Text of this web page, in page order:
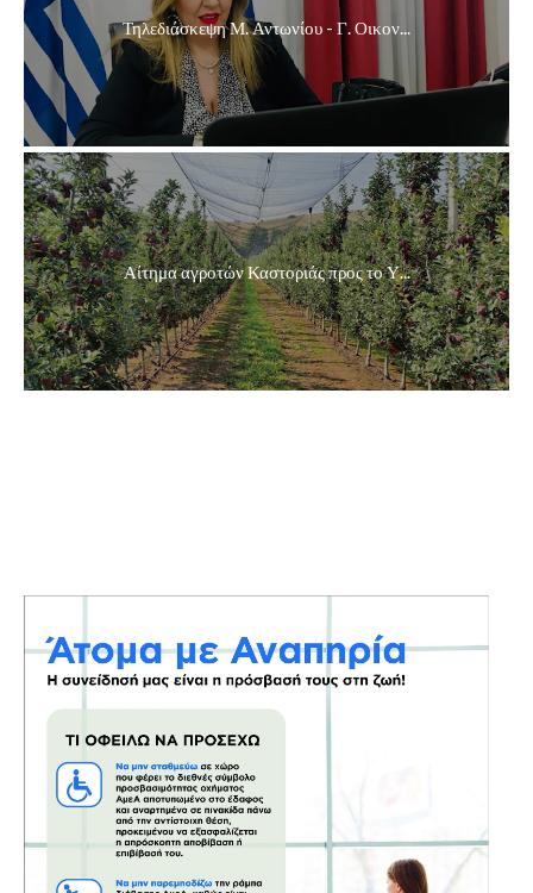
Τηλεδιάσκεψη Μ. Αντωνίου - Γ. Οικον...
Αίτημα αγροτών Καστοριάς προς το Υ...